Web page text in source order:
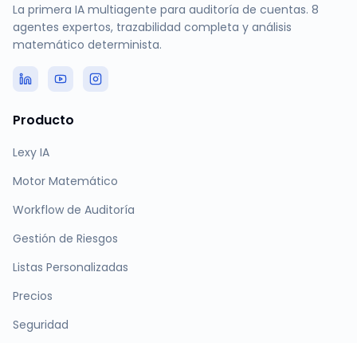
La primera IA multiagente para auditoría de cuentas. 8
agentes expertos, trazabilidad completa y análisis
matemático determinista.
Producto
Lexy IA
Motor Matemático
Workflow de Auditoría
Gestión de Riesgos
Listas Personalizadas
Precios
Seguridad